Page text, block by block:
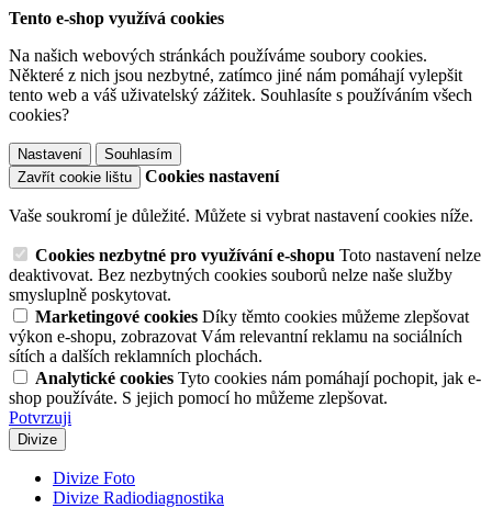
Tento e-shop využívá cookies
Na našich webových stránkách používáme soubory cookies.
Některé z nich jsou nezbytné, zatímco jiné nám pomáhají vylepšit
tento web a váš uživatelský zážitek. Souhlasíte s používáním všech
cookies?
Nastavení
Souhlasím
Zavřít cookie lištu
Cookies nastavení
Vaše soukromí je důležité. Můžete si vybrat nastavení cookies níže.
Cookies nezbytné pro využívání e-shopu Toto nastavení nelze
deaktivovat. Bez nezbytných cookies souborů nelze naše služby
smysluplně poskytovat.
Marketingové cookies Díky těmto cookies můžeme zlepšovat
výkon e-shopu, zobrazovat Vám relevantní reklamu na sociálních
sítích a dalších reklamních plochách.
Analytické cookies Tyto cookies nám pomáhají pochopit, jak e-
shop používáte. S jejich pomocí ho můžeme zlepšovat.
Potvrzuji
Divize
Divize Foto
Divize Radiodiagnostika